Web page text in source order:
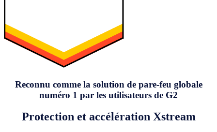
Reconnu comme la solution de pare-feu globale
numéro 1 par les utilisateurs de G2
Protection et accélération Xstream